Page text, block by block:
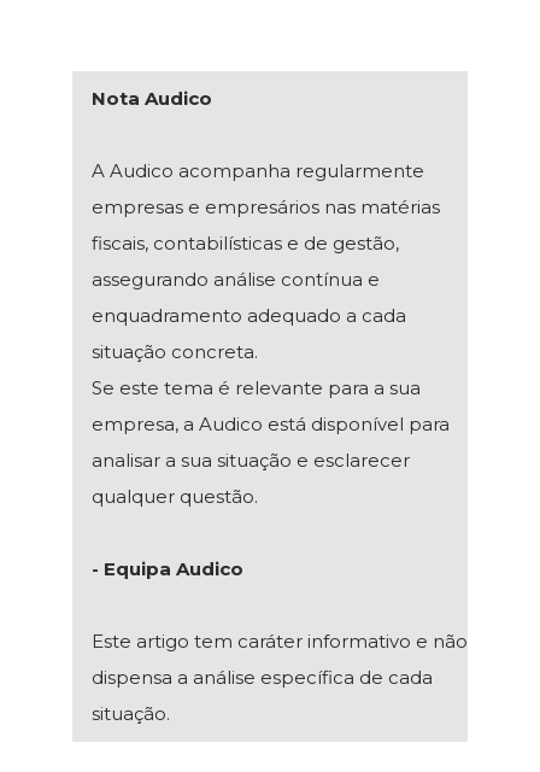
Nota Audico
A Audico acompanha regularmente
empresas e empresários nas matérias
fiscais, contabilísticas e de gestão,
assegurando análise contínua e
enquadramento adequado a cada
situação concreta.
Se este tema é relevante para a sua
empresa, a Audico está disponível para
analisar a sua situação e esclarecer
qualquer questão.
- Equipa Audico
Este artigo tem caráter informativo e não
dispensa a análise específica de cada
situação.